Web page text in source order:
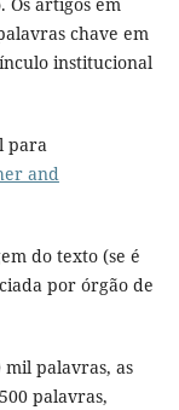
chave em
institucional
para
and
do texto (se é
por órgão de
mil palavras, as
palavras,